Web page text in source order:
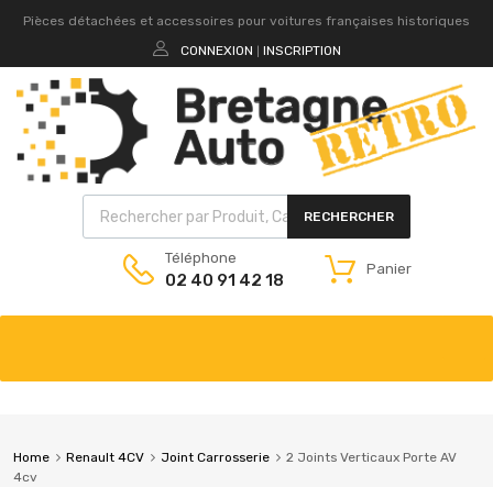
Pièces détachées et accessoires pour voitures françaises historiques
CONNEXION
INSCRIPTION
RECHERCHER
Téléphone
02 40 91 42 18
Panier
Home Renault 4CV Joint Carrosserie
2 Joints Verticaux Porte AV
4cv